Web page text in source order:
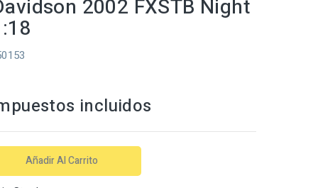
2002 FXSTB Night
incluidos
Añadir Al Carrito